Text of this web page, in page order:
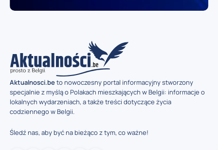
Aktualnosci.beto nowoczesny portal informacyjny stworzony
specjalnie z myślą o Polakach mieszkających w Belgii: informacje o
lokalnych wydarzeniach, a także treści dotyczące życia
codziennego w Belgii.
Śledź nas, aby być na bieżąco z tym, co ważne!